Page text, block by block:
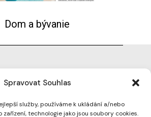
Spravovat Souhlas
služby, používáme k ukládání a/nebo
technologie jako jsou soubory cookies.
Dom a bývanie